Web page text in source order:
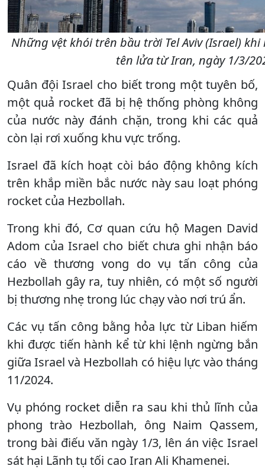
Những vệt khói trên bầu trời Tel Aviv (Israel)
tên lửa từ Iran, ngày 1/3/
Quân đội Israel cho biết trong một tuyên bố,
một quả rocket đã bị hệ thống phòng không
của nước này đánh chặn, trong khi các quả
còn lại rơi xuống khu vực trống.
Israel đã kích hoạt còi báo động không kích
trên khắp miền bắc nước này sau loạt phóng
rocket của Hezbollah.
Trong khi đó, Cơ quan cứu hộ Magen David
Adom của Israel cho biết chưa ghi nhận báo
cáo về thương vong do vụ tấn công của
Hezbollah gây ra, tuy nhiên, có một số người
bị thương nhẹ trong lúc chạy vào nơi trú ẩn.
Các vụ tấn công bằng hỏa lực từ Liban hiếm
khi được tiến hành kể từ khi lệnh ngừng bắn
giữa Israel và Hezbollah có hiệu lực vào tháng
11/2024.
Vụ phóng rocket diễn ra sau khi thủ lĩnh của
phong trào Hezbollah, ông Naim Qassem,
trong bài điếu văn ngày 1/3, lên án việc Israel
sát hại Lãnh tụ tối cao Iran Ali Khamenei.